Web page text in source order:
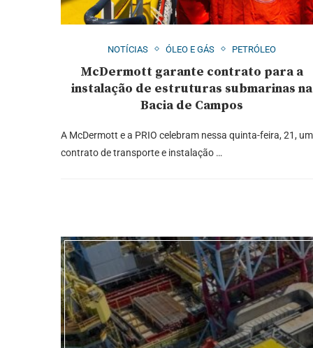
NOTÍCIAS ÓLEO E GÁS PETRÓLEO
McDermott garante contrato para a
instalação de estruturas submarinas na
Bacia de Campos
A McDermott e a PRIO celebram nessa quinta-feira, 21, um
contrato de transporte e instalação …